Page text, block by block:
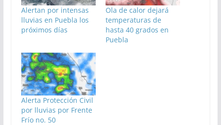
Alertan por intensas
lluvias en Puebla los
próximos días
Ola de calor dejará
temperaturas de
hasta 40 grados en
Puebla
Alerta Protección Civil
por lluvias por Frente
Frío no. 50